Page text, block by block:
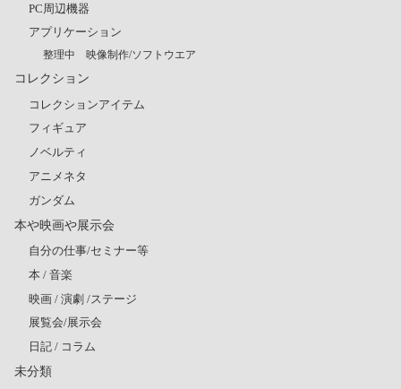
PC周辺機器
アプリケーション
整理中 映像制作/ソフトウエア
コレクション
コレクションアイテム
フィギュア
ノベルティ
アニメネタ
ガンダム
本や映画や展示会
自分の仕事/セミナー等
本 / 音楽
映画 / 演劇 /ステージ
展覧会/展示会
日記 / コラム
未分類